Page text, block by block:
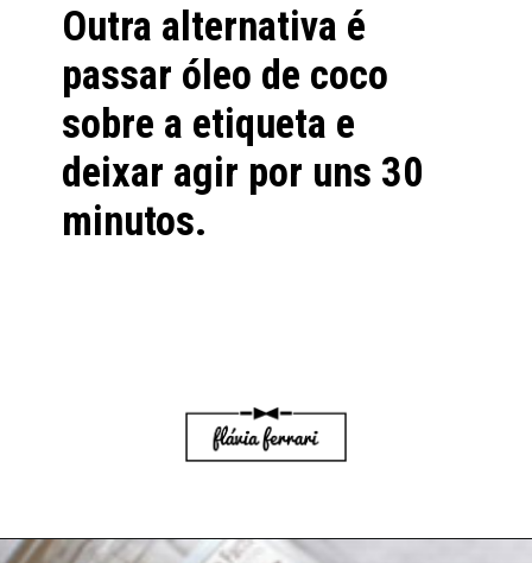
Outra alternativa é
passar óleo de coco
sobre a etiqueta e
deixar agir por uns 30
minutos.